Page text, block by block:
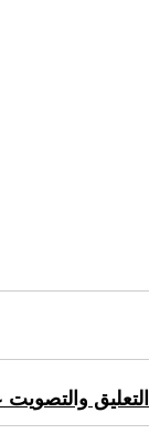
التعليق